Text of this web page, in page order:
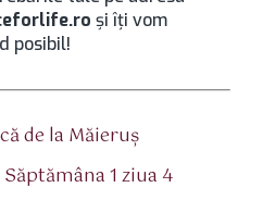
şi îţi vom
posibil!
de la Măieruş
1 ziua 4